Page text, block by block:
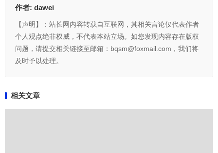
作者: dawei
【声明】：站长网内容转载自互联网，其相关言论仅代表作者
个人观点绝非权威，不代表本站立场。如您发现内容存在版权
问题，请提交相关链接至邮箱：bqsm@foxmail.com，我们将
及时予以处理。
相关文章